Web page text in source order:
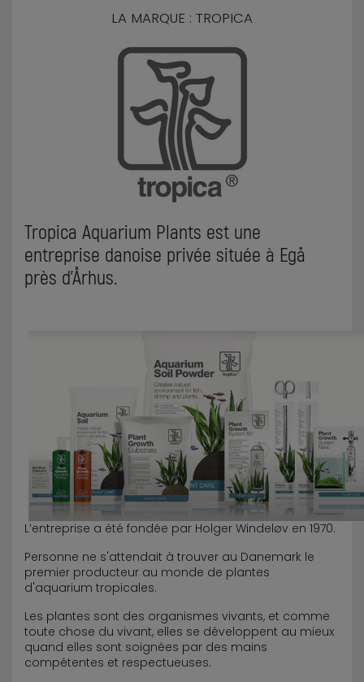
LA MARQUE : TROPICA
Tropica Aquarium Plants est une
entreprise danoise privée située à Egå
près d’Århus.
L’entreprise a été fondée par Holger Windeløv en 1970.
Personne ne s'attendait à trouver au Danemark le
premier producteur au monde de plantes
d'aquarium tropicales.
Les plantes sont des organismes vivants, et comme
toute chose du vivant, elles se développent au mieux
quand elles sont soignées par des mains
compétentes et respectueuses.